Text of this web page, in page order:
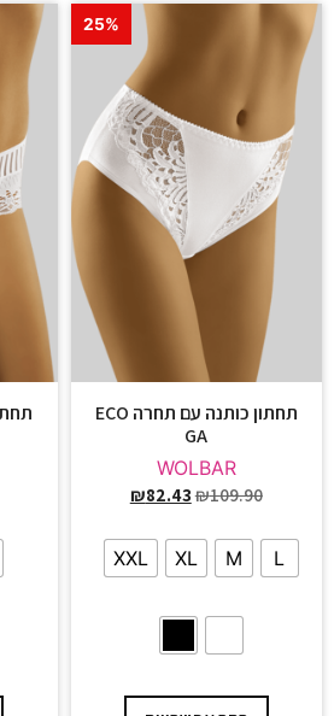
25%
תחתון כותנה עם תחרה ECO
GA
WOLBAR
₪109.90
₪82.43
L
M
XL
XXL